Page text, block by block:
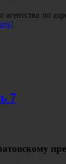
по
7